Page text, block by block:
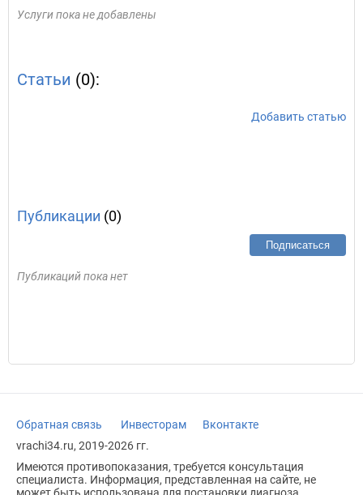
Услуги пока не добавлены
Статьи (0):
Добавить статью
Публикации (0)
Подписаться
Публикаций пока нет
Обратная связь Инвесторам
Вконтакте
vrachi34.ru, 2019-2026 гг.
Имеются противопоказания, требуется консультация
специалиста. Информация, представленная на сайте, не